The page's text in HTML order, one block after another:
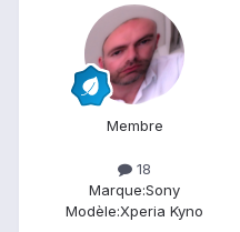
Membre
18
Marque:Sony
Modèle:Xperia Kyno